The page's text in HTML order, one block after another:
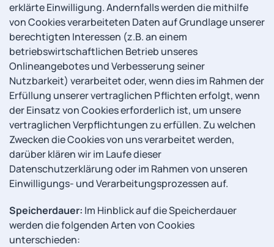
erklärte Einwilligung. Andernfalls werden die mithilfe
von Cookies verarbeiteten Daten auf Grundlage unserer
berechtigten Interessen (z.B. an einem
betriebswirtschaftlichen Betrieb unseres
Onlineangebotes und Verbesserung seiner
Nutzbarkeit) verarbeitet oder, wenn dies im Rahmen der
Erfüllung unserer vertraglichen Pflichten erfolgt, wenn
der Einsatz von Cookies erforderlich ist, um unsere
vertraglichen Verpflichtungen zu erfüllen. Zu welchen
Zwecken die Cookies von uns verarbeitet werden,
darüber klären wir im Laufe dieser
Datenschutzerklärung oder im Rahmen von unseren
Einwilligungs- und Verarbeitungsprozessen auf.
Speicherdauer: Im Hinblick auf die Speicherdauer
werden die folgenden Arten von Cookies
unterschieden: